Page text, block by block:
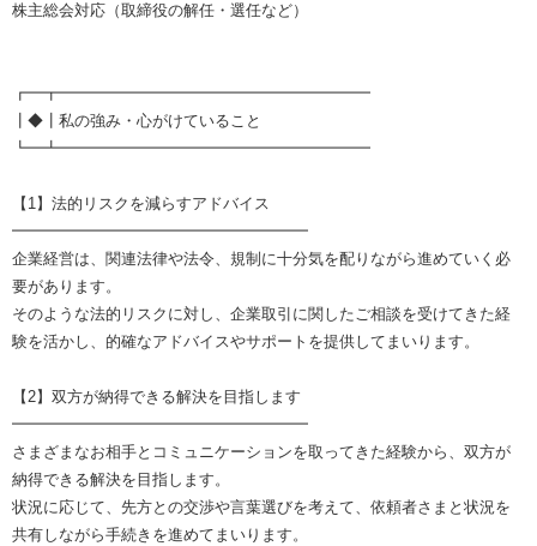
株主総会対応（取締役の解任・選任など）
┏━┳━━━━━━━━━━━━━━━━━━━━
┃◆┃私の強み・心がけていること
┗━┻━━━━━━━━━━━━━━━━━━━━
【1】法的リスクを減らすアドバイス
━━━━━━━━━━━━━━━━━━━
企業経営は、関連法律や法令、規制に十分気を配りながら進めていく必
要があります。
そのような法的リスクに対し、企業取引に関したご相談を受けてきた経
験を活かし、的確なアドバイスやサポートを提供してまいります。
【2】双方が納得できる解決を目指します
━━━━━━━━━━━━━━━━━━━
さまざまなお相手とコミュニケーションを取ってきた経験から、双方が
納得できる解決を目指します。
状況に応じて、先方との交渉や言葉選びを考えて、依頼者さまと状況を
共有しながら手続きを進めてまいります。